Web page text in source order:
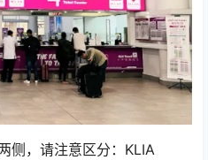
侧，请注意区分：KLIA